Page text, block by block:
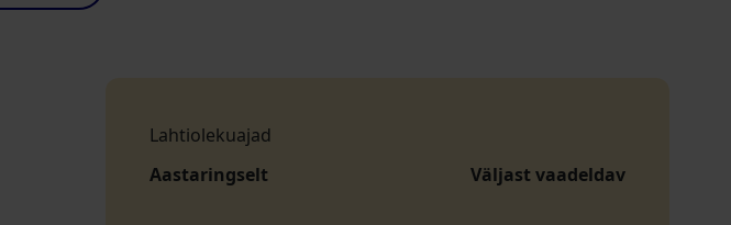
Lahtiolekuajad
Aastaringselt
Väljast vaadeldav